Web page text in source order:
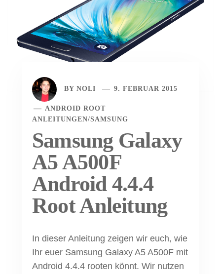
BY NOLI 9. FEBRUAR 2015
ANDROID ROOT
ANLEITUNGEN/SAMSUNG
Samsung Galaxy
A5 A500F
Android 4.4.4
Root Anleitung
In dieser Anleitung zeigen wir euch, wie
Ihr euer Samsung Galaxy A5 A500F mit
Android 4.4.4 rooten könnt. Wir nutzen